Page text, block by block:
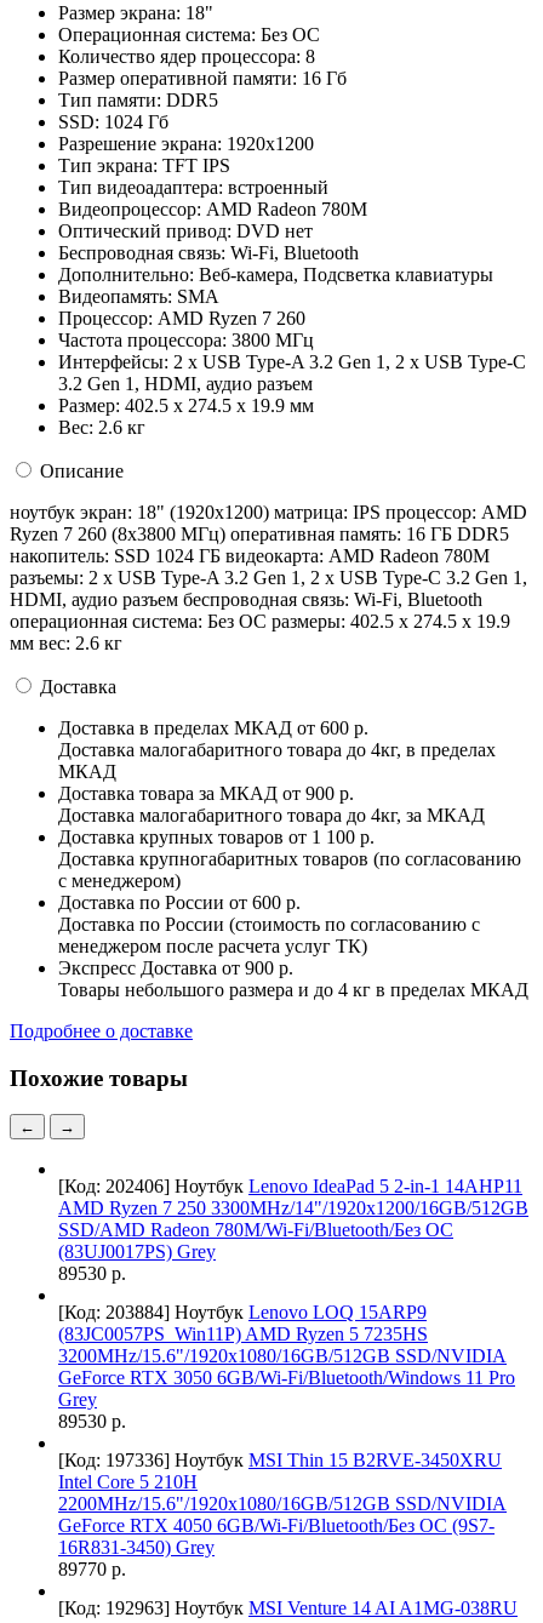
Размер экрана: 18"
Операционная система: Без ОС
Количество ядер процессора: 8
Размер оперативной памяти: 16 Гб
Тип памяти: DDR5
SSD: 1024 Гб
Разрешение экрана: 1920x1200
Тип экрана: TFT IPS
Тип видеоадаптера: встроенный
Видеопроцессор: AMD Radeon 780M
Оптический привод: DVD нет
Беспроводная связь: Wi-Fi, Bluetooth
Дополнительно: Веб-камера, Подсветка клавиатуры
Видеопамять: SMA
Процессор: AMD Ryzen 7 260
Частота процессора: 3800 МГц
Интерфейсы: 2 x USB Type-A 3.2 Gen 1, 2 x USB Type-C
3.2 Gen 1, HDMI, аудио разъем
Размер: 402.5 x 274.5 x 19.9 мм
Вес: 2.6 кг
Описание
ноутбук экран: 18" (1920x1200) матрица: IPS процессор: AMD
Ryzen 7 260 (8x3800 МГц) оперативная память: 16 ГБ DDR5
накопитель: SSD 1024 ГБ видеокарта: AMD Radeon 780M
разъемы: 2 x USB Type-A 3.2 Gen 1, 2 x USB Type-C 3.2 Gen 1,
HDMI, аудио разъем беспроводная связь: Wi-Fi, Bluetooth
операционная система: Без ОС pазмеры: 402.5 x 274.5 x 19.9
мм вес: 2.6 кг
Доставка
Доставка в пределах МКАД от 600 р.
Доставка малогабаритного товара до 4кг, в пределах
МКАД
Доставка товара за МКАД от 900 р.
Доставка малогабаритного товара до 4кг, за МКАД
Доставка крупных товаров от 1 100 р.
Доставка крупногабаритных товаров (по согласованию
с менеджером)
Доставка по России от 600 р.
Доставка по России (стоимость по согласованию с
менеджером после расчета услуг ТК)
Экспресс Доставка от 900 р.
Товары небольшого размера и до 4 кг в пределах МКАД
Подробнее о доставке
Похожие товары
← →
[Код: 202406] Ноутбук Lenovo IdeaPad 5 2-in-1 14AHP11
AMD Ryzen 7 250 3300MHz/14"/1920x1200/16GB/512GB
SSD/AMD Radeon 780M/Wi-Fi/Bluetooth/Без ОС
(83UJ0017PS) Grey
89530 р.
[Код: 203884] Ноутбук Lenovo LOQ 15ARP9
(83JC0057PS_Win11P) AMD Ryzen 5 7235HS
3200MHz/15.6"/1920x1080/16GB/512GB SSD/NVIDIA
GeForce RTX 3050 6GB/Wi-Fi/Bluetooth/Windows 11 Pro
Grey
89530 р.
[Код: 197336] Ноутбук MSI Thin 15 B2RVE-3450XRU
Intel Core 5 210H
2200MHz/15.6"/1920x1080/16GB/512GB SSD/NVIDIA
GeForce RTX 4050 6GB/Wi-Fi/Bluetooth/Без ОС (9S7-
16R831-3450) Grey
89770 р.
[Код: 192963] Ноутбук MSI Venture 14 AI A1MG-038RU